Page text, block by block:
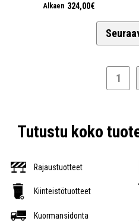
Alkaen 324,00€
1
Tutustu koko
Rajaustuotteet
Kiinteistötuotteet
Kuormansidonta